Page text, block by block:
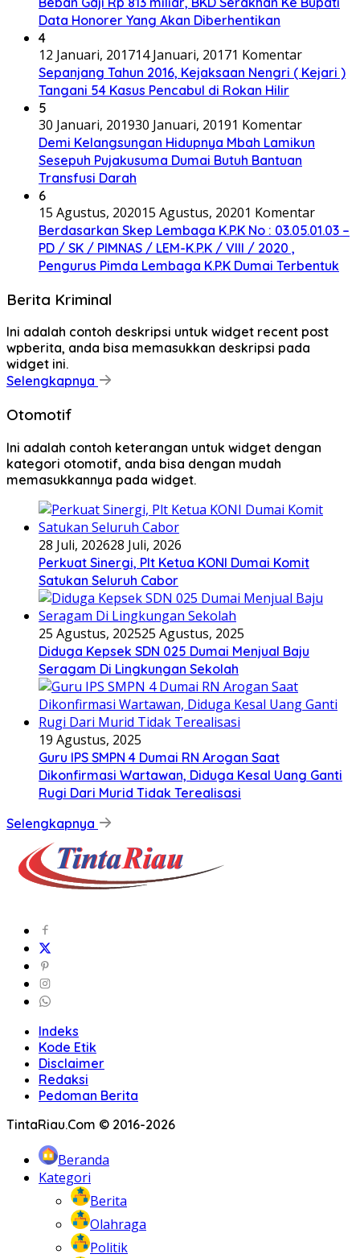
Data Honorer Yang Akan Diberhentikan
4
12 Januari, 201714 Januari, 20171 Komentar
Sepanjang Tahun 2016, Kejaksaan Nengri ( Kejari )
Tangani 54 Kasus Pencabul di Rokan Hilir
5
30 Januari, 201930 Januari, 20191 Komentar
Demi Kelangsungan Hidupnya Mbah Lamikun
Sesepuh Pujakusuma Dumai Butuh Bantuan
Transfusi Darah
6
15 Agustus, 202015 Agustus, 20201 Komentar
Berdasarkan Skep Lembaga K.P.K No : 03.05.01.03 –
PD / SK / PIMNAS / LEM-K.P.K / VIII / 2020 ,
Pengurus Pimda Lembaga K.P.K Dumai Terbentuk
Berita Kriminal
Ini adalah contoh deskripsi untuk widget recent post
wpberita, anda bisa memasukkan deskripsi pada
widget ini.
Selengkapnya
Otomotif
Ini adalah contoh keterangan untuk widget dengan
kategori otomotif, anda bisa dengan mudah
memasukkannya pada widget.
28 Juli, 202628 Juli, 2026
Perkuat Sinergi, Plt Ketua KONI Dumai Komit
Satukan Seluruh Cabor
25 Agustus, 202525 Agustus, 2025
Diduga Kepsek SDN 025 Dumai Menjual Baju
Seragam Di Lingkungan Sekolah
19 Agustus, 2025
Guru IPS SMPN 4 Dumai RN Arogan Saat
Dikonfirmasi Wartawan, Diduga Kesal Uang Ganti
Rugi Dari Murid Tidak Terealisasi
Selengkapnya
Indeks
Kode Etik
Disclaimer
Redaksi
Pedoman Berita
TintaRiau.Com © 2016-2026
Beranda
Kategori
Berita
Olahraga
Politik